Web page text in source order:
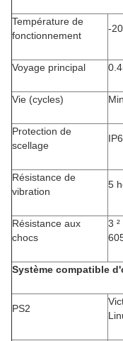
Température de
fonctionnement
-
Voyage principal
Vie (cycles)
Protection de
scellage
Résistance de
vibration
5
Résistance aux
chocs
3
Système compatible
PS2